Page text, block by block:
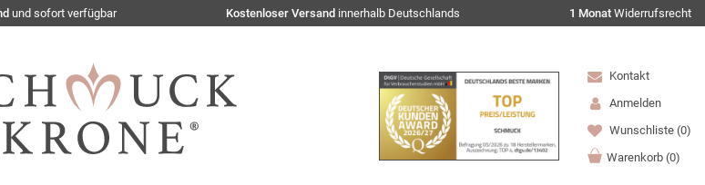
und sofort verfügbar Kostenloser Versand innerhalb Deutschlands 1 Monat Widerrufsrecht
Kontakt
Anmelden
Wunschliste (0)
Warenkorb (0)